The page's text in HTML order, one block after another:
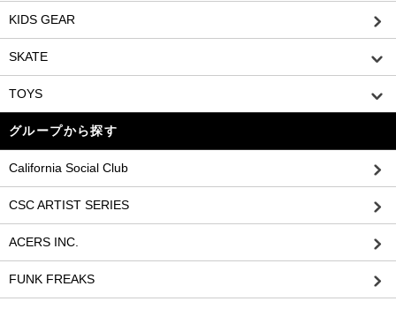
KIDS GEAR
SKATE
TOYS
グループから探す
California Social Club
CSC ARTIST SERIES
ACERS INC.
FUNK FREAKS